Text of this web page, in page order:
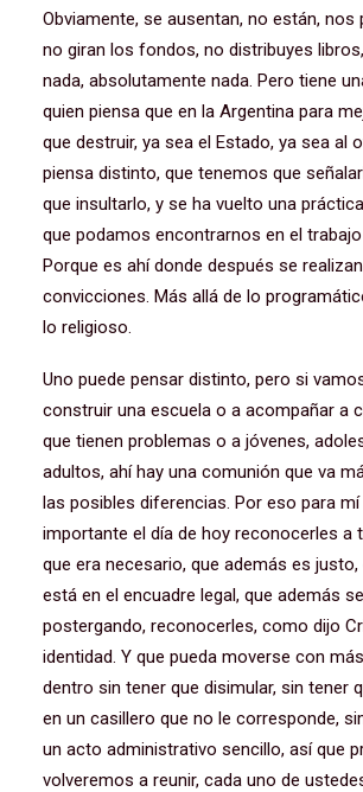
Obviamente, se ausentan, no están, nos
no giran los fondos, no distribuyes
nada, absolutamente nada. Pero tiene
quien piensa que en la Argentina para
que destruir, ya sea el Estado, ya sea al
piensa distinto, que tenemos que
que insultarlo, y se ha vuelto una
que podamos encontrarnos en el
Porque es ahí donde después se
convicciones. Más allá de lo
lo religioso.
Uno puede pensar distinto, pero si
construir una escuela o a acompañar a
que tienen problemas o a jóvenes,
adultos, ahí hay una comunión que va
las posibles diferencias. Por eso para
importante el día de hoy reconocerles a
que era necesario, que además es justo,
está en el encuadre legal, que además
postergando, reconocerles, como dijo
identidad. Y que pueda moverse con
dentro sin tener que disimular, sin tener
en un casillero que no le corresponde,
un acto administrativo sencillo, así que
volveremos a reunir, cada uno de